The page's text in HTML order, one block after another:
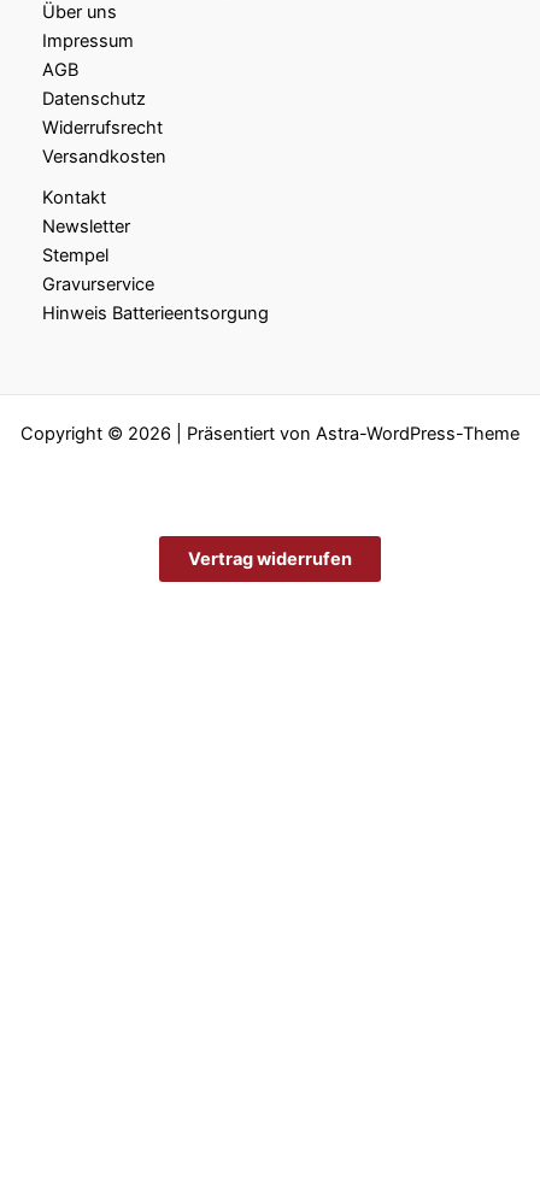
Über uns
Impressum
AGB
Datenschutz
Widerrufsrecht
Versandkosten
Kontakt
Newsletter
Stempel
Gravurservice
Hinweis Batterieentsorgung
Copyright © 2026 | Präsentiert von Astra-WordPress-Theme
Vertrag widerrufen